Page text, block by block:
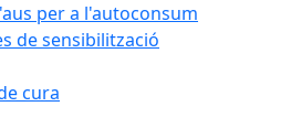
per a l'autoconsum
de sensibilització
cura